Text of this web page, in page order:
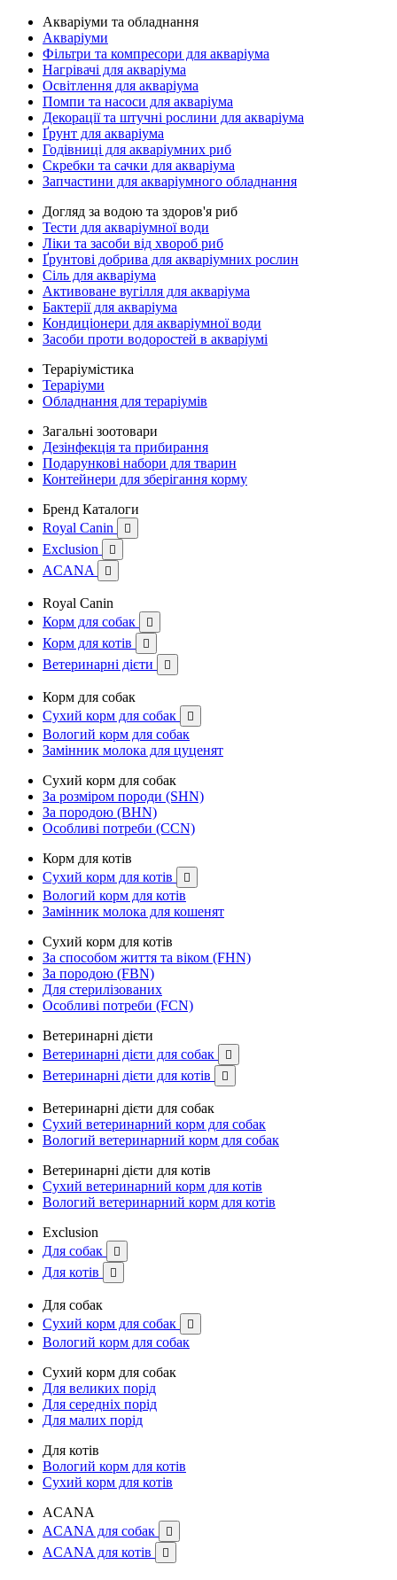
Акваріуми та обладнання
Акваріуми
Фільтри та компресори для акваріума
Нагрівачі для акваріума
Освітлення для акваріума
Помпи та насоси для акваріума
Декорації та штучні рослини для акваріума
Ґрунт для акваріума
Годівниці для акваріумних риб
Скребки та сачки для акваріума
Запчастини для акваріумного обладнання
Догляд за водою та здоров'я риб
Тести для акваріумної води
Ліки та засоби від хвороб риб
Ґрунтові добрива для акваріумних рослин
Сіль для акваріума
Активоване вугілля для акваріума
Бактерії для акваріума
Кондиціонери для акваріумної води
Засоби проти водоростей в акваріумі
Тераріумістика
Тераріуми
Обладнання для тераріумів
Загальні зоотовари
Дезінфекція та прибирання
Подарункові набори для тварин
Контейнери для зберігання корму
Бренд Каталоги
Royal Canin

Exclusion 
ACANA 
Royal Canin
Корм для собак

Корм для котів 
Ветеринарні дієти 
Корм для собак
Сухий корм для собак

Вологий корм для собак
Замінник молока для цуценят
Сухий корм для собак
За розміром породи (SHN)
За породою (BHN)
Особливі потреби (CCN)
Корм для котів
Сухий корм для котів

Вологий корм для котів
Замінник молока для кошенят
Сухий корм для котів
За способом життя та віком (FHN)
За породою (FBN)
Для стерилізованих
Особливі потреби (FCN)
Ветеринарні дієти
Ветеринарні дієти для собак

Ветеринарні дієти для котів 
Ветеринарні дієти для собак
Сухий ветеринарний корм для собак
Вологий ветеринарний корм для собак
Ветеринарні дієти для котів
Сухий ветеринарний корм для котів
Вологий ветеринарний корм для котів
Exclusion
Для собак

Для котів 
Для собак
Сухий корм для собак

Вологий корм для собак
Сухий корм для собак
Для великих порід
Для середніх порід
Для малих порід
Для котів
Вологий корм для котів
Сухий корм для котів
ACANA
ACANA для собак

ACANA для котів 